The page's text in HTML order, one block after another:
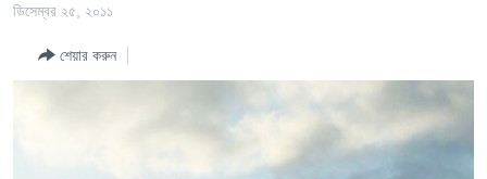
যান
ভারত
ডিসেম্বর ২৫, ২০১১
শেয়ার করুন